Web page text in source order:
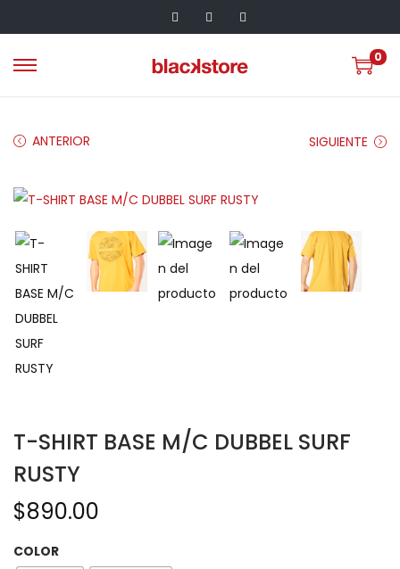
0
ANTERIOR SIGUIENTE
T-SHIRT BASE M/C DUBBEL SURF
RUSTY
$890.00
COLOR